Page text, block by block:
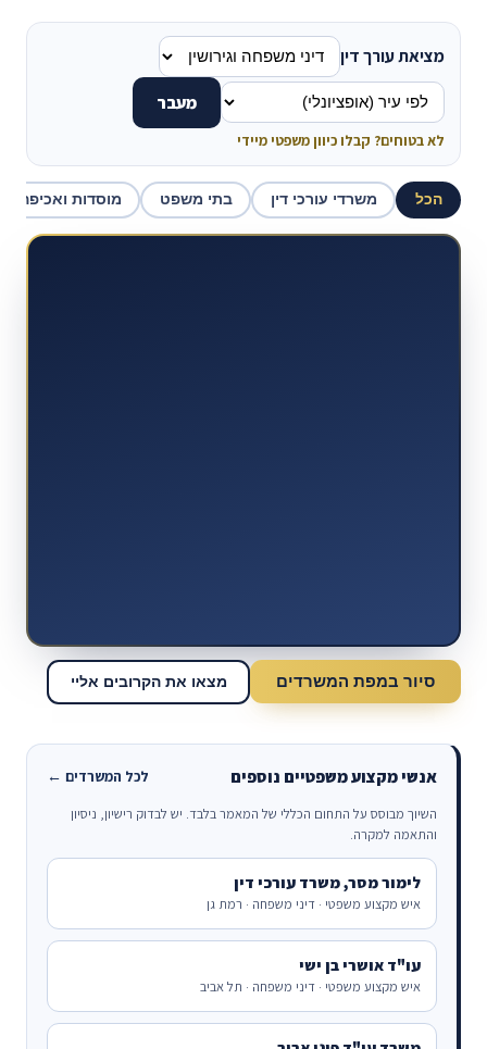
מציאת עורך דין
מעבר
לא בטוחים? קבלו כיוון משפטי מיידי
הכל משרדי עורכי דין בתי משפט מוסדות ואכיפה
סיור במפת המשרדים מצאו את הקרובים אליי
אנשי מקצוע משפטיים נוספים לכל המשרדים ←
השיוך מבוסס על התחום הכללי של המאמר בלבד. יש לבדוק רישיון, ניסיון
והתאמה למקרה.
לימור מסר, משרד עורכי דין
איש מקצוע משפטי · דיני משפחה · רמת גן
עו"ד אושרי בן ישי
איש מקצוע משפטי · דיני משפחה · תל אביב